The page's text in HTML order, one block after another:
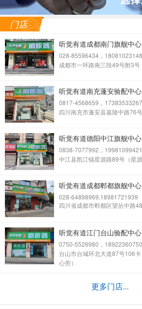
门店
听觉有道成都南门旗舰中心
028-85596434，18081023148
成都市一环路南三段49号附3号
听觉有道南充蓬安验配中心
0817-4568659，
四川南充市蓬安县嘉陵中路76
听觉有道德阳中江旗舰中心
0838-7077992，
中江县凯江镇星源路89号（星
听觉有道成都郫都旗舰中心
028-64898969,18981721939
四川省成都市郫都区望丛中路
听觉有道江门台山验配中心
0750-5526980，
台山市台城环北大道87号106
心旁）
更多门店...